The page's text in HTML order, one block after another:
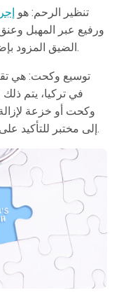
تنظير الرحم: هو
ورفيع عبر المهبل
الضيق المزود بإضاءة وكاميرا يوفر صوراً مفصلة للرحم.
توسيع وكحت: هي
في تركيا، يتم
وكحت أو خزعة
إلى مختبر للتأكيد على ما إذا كان هناك سرطان بطانة الرحم.